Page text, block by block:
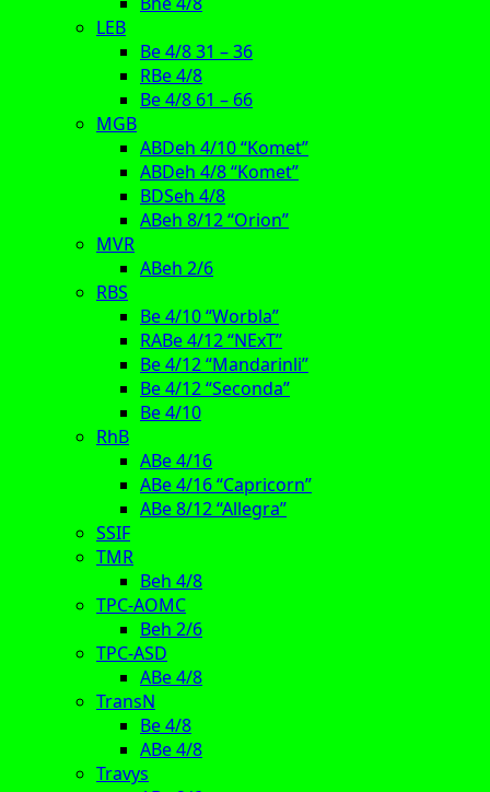
LEB
Be 4/8 31 – 36
RBe 4/8
Be 4/8 61 – 66
MGB
ABDeh 4/10 “Komet”
ABDeh 4/8 “Komet”
BDSeh 4/8
ABeh 8/12 “Orion”
MVR
ABeh 2/6
RBS
Be 4/10 “Worbla”
RABe 4/12 “NExT”
Be 4/12 “Mandarinli”
Be 4/12 “Seconda”
Be 4/10
RhB
ABe 4/16
ABe 4/16 “Capricorn”
ABe 8/12 “Allegra”
SSIF
TMR
Beh 4/8
TPC-AOMC
Beh 2/6
TPC-ASD
ABe 4/8
TransN
Be 4/8
ABe 4/8
Travys